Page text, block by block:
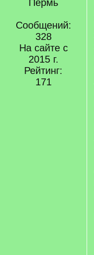
Пермь
Сообщений:
328
На сайте с
2015 г.
Рейтинг:
171